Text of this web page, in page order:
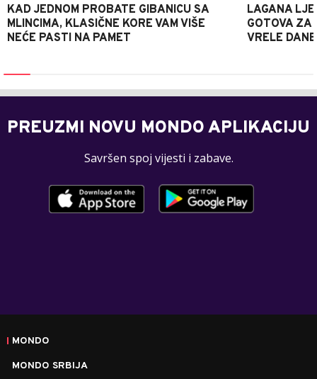
KAD JEDNOM PROBATE GIBANICU SA
MLINCIMA, KLASIČNE KORE VAM VIŠE
NEĆE PASTI NA PAMET
LAGANA
GOTOVA ZA
VRELE DANE
PREUZMI NOVU MONDO APLIKACIJU
Savršen spoj vijesti i zabave.
MONDO
MONDO SRBIJA